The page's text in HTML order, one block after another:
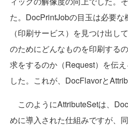
た。DocPrintJobの目玉は必要な
（印刷サービス）を見つけ出し
のためにどんなものを印刷する
求をするのか（Request）を伝
した。これが、DocFlavorと
このようにAttributeSetは、
めに導入された仕組みですが、